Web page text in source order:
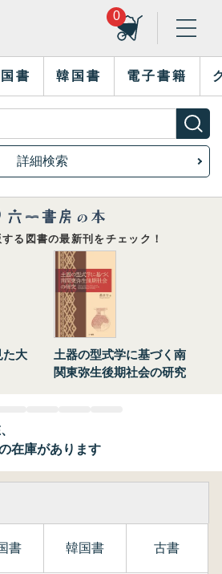
0
書 韓国書 電子書籍
詳細検索
る図書の最新刊をチェック！
た大
土器の型式学に基づく南
関東弥生後期社会の研究
在庫があります
書 韓国書 古書